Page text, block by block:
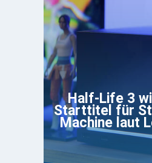
Half-Life 3
Starttitel für
Machine laut